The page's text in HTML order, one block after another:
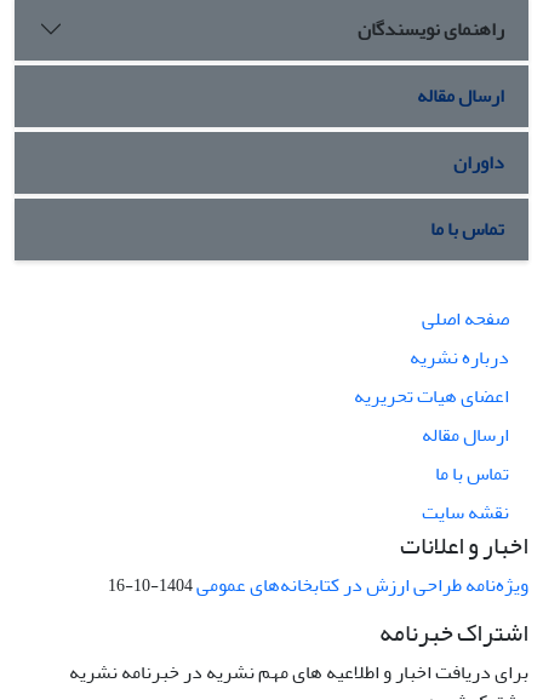
راهنمای نویسندگان
ارسال مقاله
داوران
تماس با ما
صفحه اصلی
درباره نشریه
اعضای هیات تحریریه
ارسال مقاله
تماس با ما
نقشه سایت
اخبار و اعلانات
ویژه‌نامه طراحی ارزش در کتابخانه‌های عمومی1404-10-16
اشتراک خبرنامه
برای دریافت اخبار و اطلاعیه های مهم نشریه در خبرنامه نشریه